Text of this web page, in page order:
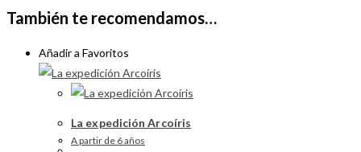
También te recomendamos…
Añadir a Favoritos
La expedición Arcoíris
A partir de 6 años